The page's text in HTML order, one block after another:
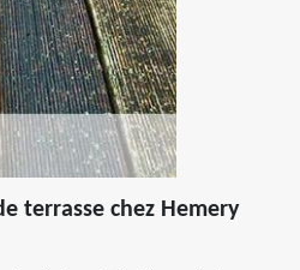
terrasse chez Hemery